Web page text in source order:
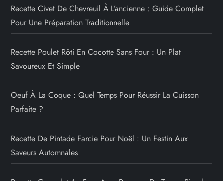
Recette Civet De Chevreuil À L’ancienne : Guide Complet
Pour Une Préparation Traditionnelle
Recette Poulet Rôti En Cocotte Sans Four : Un Plat
Savoureux Et Simple
Oeuf À La Coque : Quel Temps Pour Réussir La Cuisson
Parfaite ?
Recette De Pintade Farcie Pour Noël : Un Festin Aux
Saveurs Automnales